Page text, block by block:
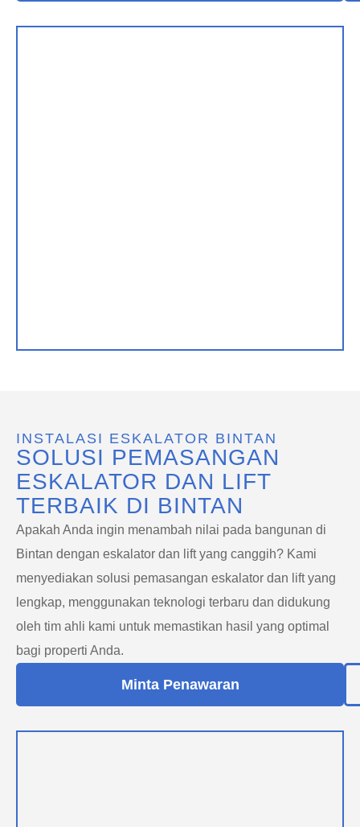
INSTALASI ESKALATOR BINTAN
SOLUSI PEMASANGAN
ESKALATOR DAN LIFT
TERBAIK DI BINTAN
Apakah Anda ingin menambah nilai pada bangunan di
Bintan dengan eskalator dan lift yang canggih? Kami
menyediakan solusi pemasangan eskalator dan lift yang
lengkap, menggunakan teknologi terbaru dan didukung
oleh tim ahli kami untuk memastikan hasil yang optimal
bagi properti Anda.
Minta Penawaran